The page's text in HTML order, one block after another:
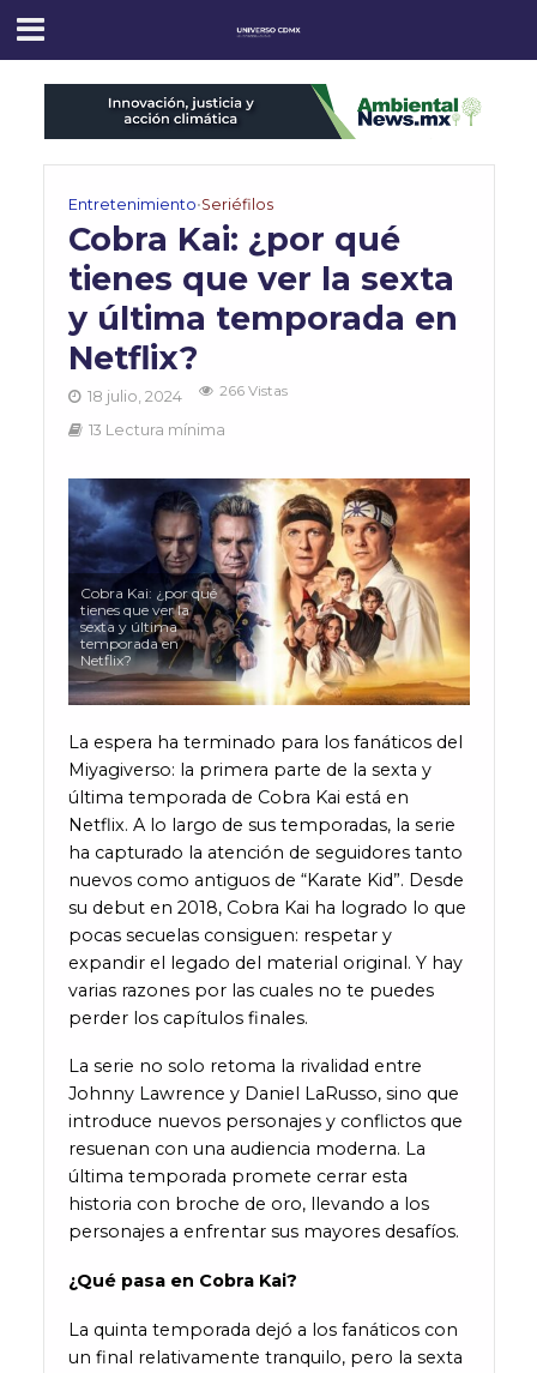
Entretenimiento•Seriéfilos
Cobra Kai: ¿por qué
tienes que ver la sexta
y última temporada en
Netflix?
18 julio, 2024 266 Vistas
13 Lectura mínima
Cobra Kai: ¿por qué
tienes que ver la
sexta y última
temporada en
Netflix?
La espera ha terminado para los fanáticos del
Miyagiverso: la primera parte de la sexta y
última temporada de Cobra Kai está en
Netflix. A lo largo de sus temporadas, la serie
ha capturado la atención de seguidores tanto
nuevos como antiguos de “Karate Kid”. Desde
su debut en 2018, Cobra Kai ha logrado lo que
pocas secuelas consiguen: respetar y
expandir el legado del material original. Y hay
varias razones por las cuales no te puedes
perder los capítulos finales.
La serie no solo retoma la rivalidad entre
Johnny Lawrence y Daniel LaRusso, sino que
introduce nuevos personajes y conflictos que
resuenan con una audiencia moderna. La
última temporada promete cerrar esta
historia con broche de oro, llevando a los
personajes a enfrentar sus mayores desafíos.
¿Qué pasa en Cobra Kai?
La quinta temporada dejó a los fanáticos con
un final relativamente tranquilo, pero la sexta